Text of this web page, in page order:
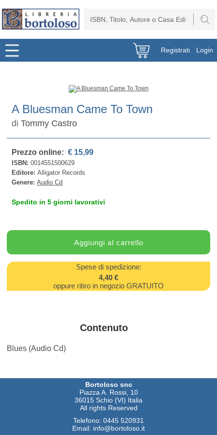
Registrati Login
A Bluesman Came To Town
diTommy Castro
Prezzo online: € 15,99
ISBN:0014551500629
Editore:Alligator Records
Genere:Audio Cd
Spedito in 5 giorni lavorativi
Spese di spedizione:
4,40 €
oppure ritiro in negozio GRATUITO
Contenuto
Blues (Audio Cd)
Bortoloso snc
Piazza A. Rossi, 10
36015 Schio (VI) Italia
All rights Reserved
Telefono: 0445 520931
Email: info@bortoloso.it